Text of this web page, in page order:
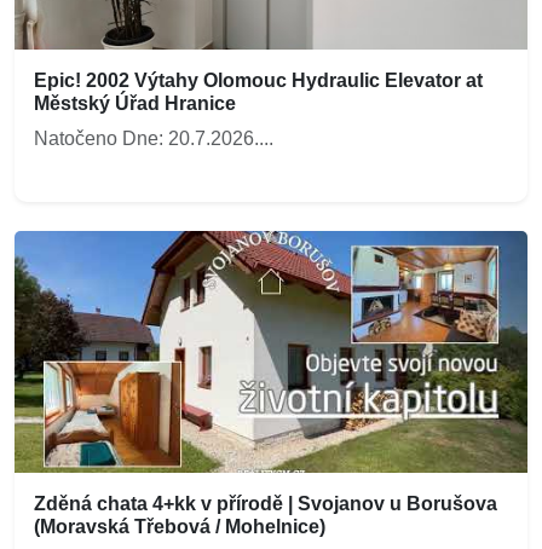
Epic! 2002 Výtahy Olomouc Hydraulic Elevator at
Městský Úřad Hranice
Natočeno Dne: 20.7.2026....
Zděná chata 4+kk v přírodě | Svojanov u Borušova
(Moravská Třebová / Mohelnice)